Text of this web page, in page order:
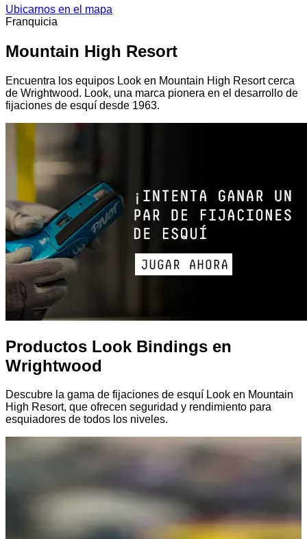
Ubicarnos en el mapa
Franquicia
Mountain High Resort
Encuentra los equipos Look en Mountain High Resort cerca
de Wrightwood. Look, una marca pionera en el desarrollo de
fijaciones de esquí desde 1963.
Productos Look Bindings en
Wrightwood
Descubre la gama de fijaciones de esquí Look en Mountain
High Resort, que ofrecen seguridad y rendimiento para
esquiadores de todos los niveles.